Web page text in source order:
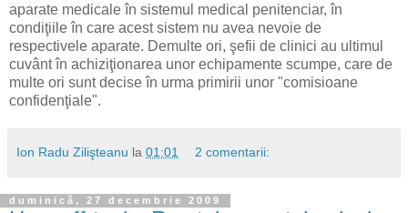
aparate medicale în sistemul medical penitenciar, în
condiţiile în care acest sistem nu avea nevoie de
respectivele aparate. Demulte ori, şefii de clinici au ultimul
cuvânt în achiziţionarea unor echipamente scumpe, care de
multe ori sunt decise în urma primirii unor "comisioane
confidenţiale".
Ion Radu Zilişteanu la 01:01 2 comentarii:
duminică, 27 decembrie 2009